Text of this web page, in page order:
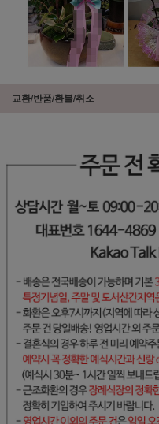
교환/반품/환불/취소